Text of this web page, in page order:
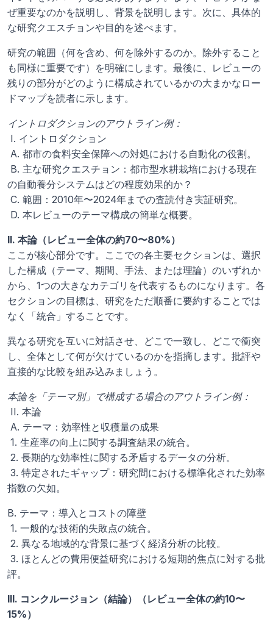
ぜ重要なのかを説明し、背景を説明します。次に、具体的
な研究クエスチョンや目的を述べます。
研究の範囲（何を含め、何を除外するのか。除外すること
も同様に重要です）を明確にします。最後に、レビューの
残りの部分がどのように構成されているかの大まかなロー
ドマップを読者に示します。
イントロダクションのアウトライン例：
I. イントロダクション
A. 都市の食料安全保障への対処における自動化の役割。
の自動養分システムはどの程度効果的か？
C. 範囲：2010年〜2024年までの査読付き実証研究。
D. 本レビューのテーマ構成の簡単な概要。
II. 本論（レビュー全体の約70〜80%）
ここが核心部分です。ここでの各主要セクションは、選択
した構成（テーマ、期間、手法、または理論）のいずれか
から、1つの大きなカテゴリを代表するものになります。各
セクションの目標は、研究をただ順番に要約することでは
なく「統合」することです。
異なる研究を互いに対話させ、どこで一致し、どこで衝突
し、全体として何が欠けているのかを指摘します。批評や
直接的な比較を組み込みましょう。
本論を「テーマ別」で構成する場合のアウトライン例：
II. 本論
A. テーマ：効率性と収穫量の成果
1. 生産率の向上に関する調査結果の統合。
2. 長期的な効率性に関する矛盾するデータの分析。
指数の欠如。
B. テーマ：導入とコストの障壁
1. 一般的な技術的失敗点の統合。
2. 異なる地域的な背景に基づく経済分析の比較。
評。
III. コンクルージョン（結論）（レビュー全体の約10〜
15%）